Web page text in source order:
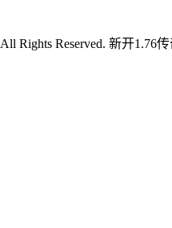
Rights Reserved. 新开1.76